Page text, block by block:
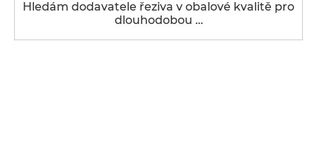
Hledám dodavatele řeziva v obalové kvalitě pro
dlouhodobou …